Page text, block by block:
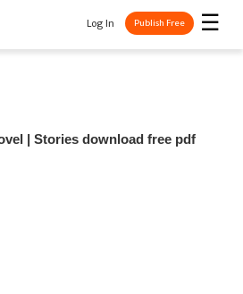
☰
Log In Publish Free
| Stories download free pdf